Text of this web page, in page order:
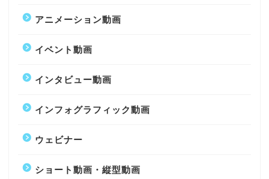
アニメーション動画
イベント動画
インタビュー動画
インフォグラフィック動画
ウェビナー
ショート動画・縦型動画